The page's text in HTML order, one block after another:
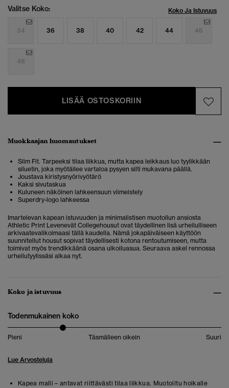
Valitse Koko: Koko Ja Istuvuus
34 36 38 40 42 44 46
48
LISÄÄ OSTOSKORIIN
Muokkaajan huomautukset
Slim Fit. Tarpeeksi tilaa liikkua, mutta kapea leikkaus luo tyylikkään
siluetin, joka myötäilee vartaloa pysyen silti mukavana päällä.
Joustava kiristysnyörivyötärö
Kaksi sivutaskua
Kuluneen näköinen lahkeensuun viimeistely
Superdry-logo lahkeessa
Imartelevan kapean istuvuuden ja minimalistisen muotoilun ansiosta
Athletic Print Levenevät Collegehousut ovat täydellinen lisä urheilulliseen
arkivaatevalikoimaasi tällä kaudella. Nämä jokapäiväiseen käyttöön
suunnitellut housut sopivat täydellisesti kotona rentoutumiseen, mutta
toimivat myös trendikkäänä osana ulkoiluasua. Seuraava askel rennossa
urheilutyylissäsi alkaa nyt.
Koko ja istuvuus
Todenmukainen koko
Pieni Täsmälleen oikein Suuri
Lue Arvosteluja
Kapea malli – antavat riittävästi tilaa liikkua. Muotoiltu hoikalle